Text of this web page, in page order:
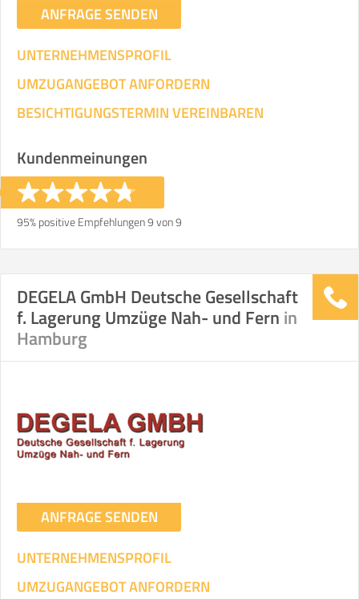
ANFRAGE SENDEN
UNTERNEHMENSPROFIL
UMZUGANGEBOT ANFORDERN
BESICHTIGUNGSTERMIN VEREINBAREN
Kundenmeinungen
95% positive Empfehlungen 9 von 9
DEGELA GmbH Deutsche Gesellschaft
f. Lagerung Umzüge Nah- und Fern in
Hamburg
ANFRAGE SENDEN
UNTERNEHMENSPROFIL
UMZUGANGEBOT ANFORDERN